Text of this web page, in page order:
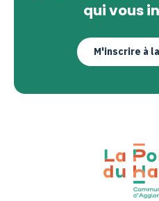
qui vous
M'inscrire à